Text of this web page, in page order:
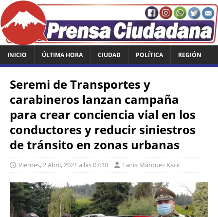
INICIO ÚLTIMA HORA CIUDAD POLÍTICA REGIÓN
Seremi de Transportes y
carabineros lanzan campaña
para crear conciencia vial en los
conductores y reducir siniestros
de tránsito en zonas urbanas
Viernes, 2 Abril, 2021 a las 07:10 Tania Márquez Kacic